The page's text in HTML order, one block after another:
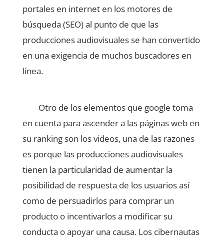
portales en internet en los motores de
búsqueda (SEO) al punto de que las
producciones audiovisuales se han convertido
en una exigencia de muchos buscadores en
línea.
Otro de los elementos que google toma
en cuenta para ascender a las páginas web en
su ranking son los videos, una de las razones
es porque las producciones audiovisuales
tienen la particularidad de aumentar la
posibilidad de respuesta de los usuarios así
como de persuadirlos para comprar un
producto o incentivarlos a modificar su
conducta o apoyar una causa. Los cibernautas